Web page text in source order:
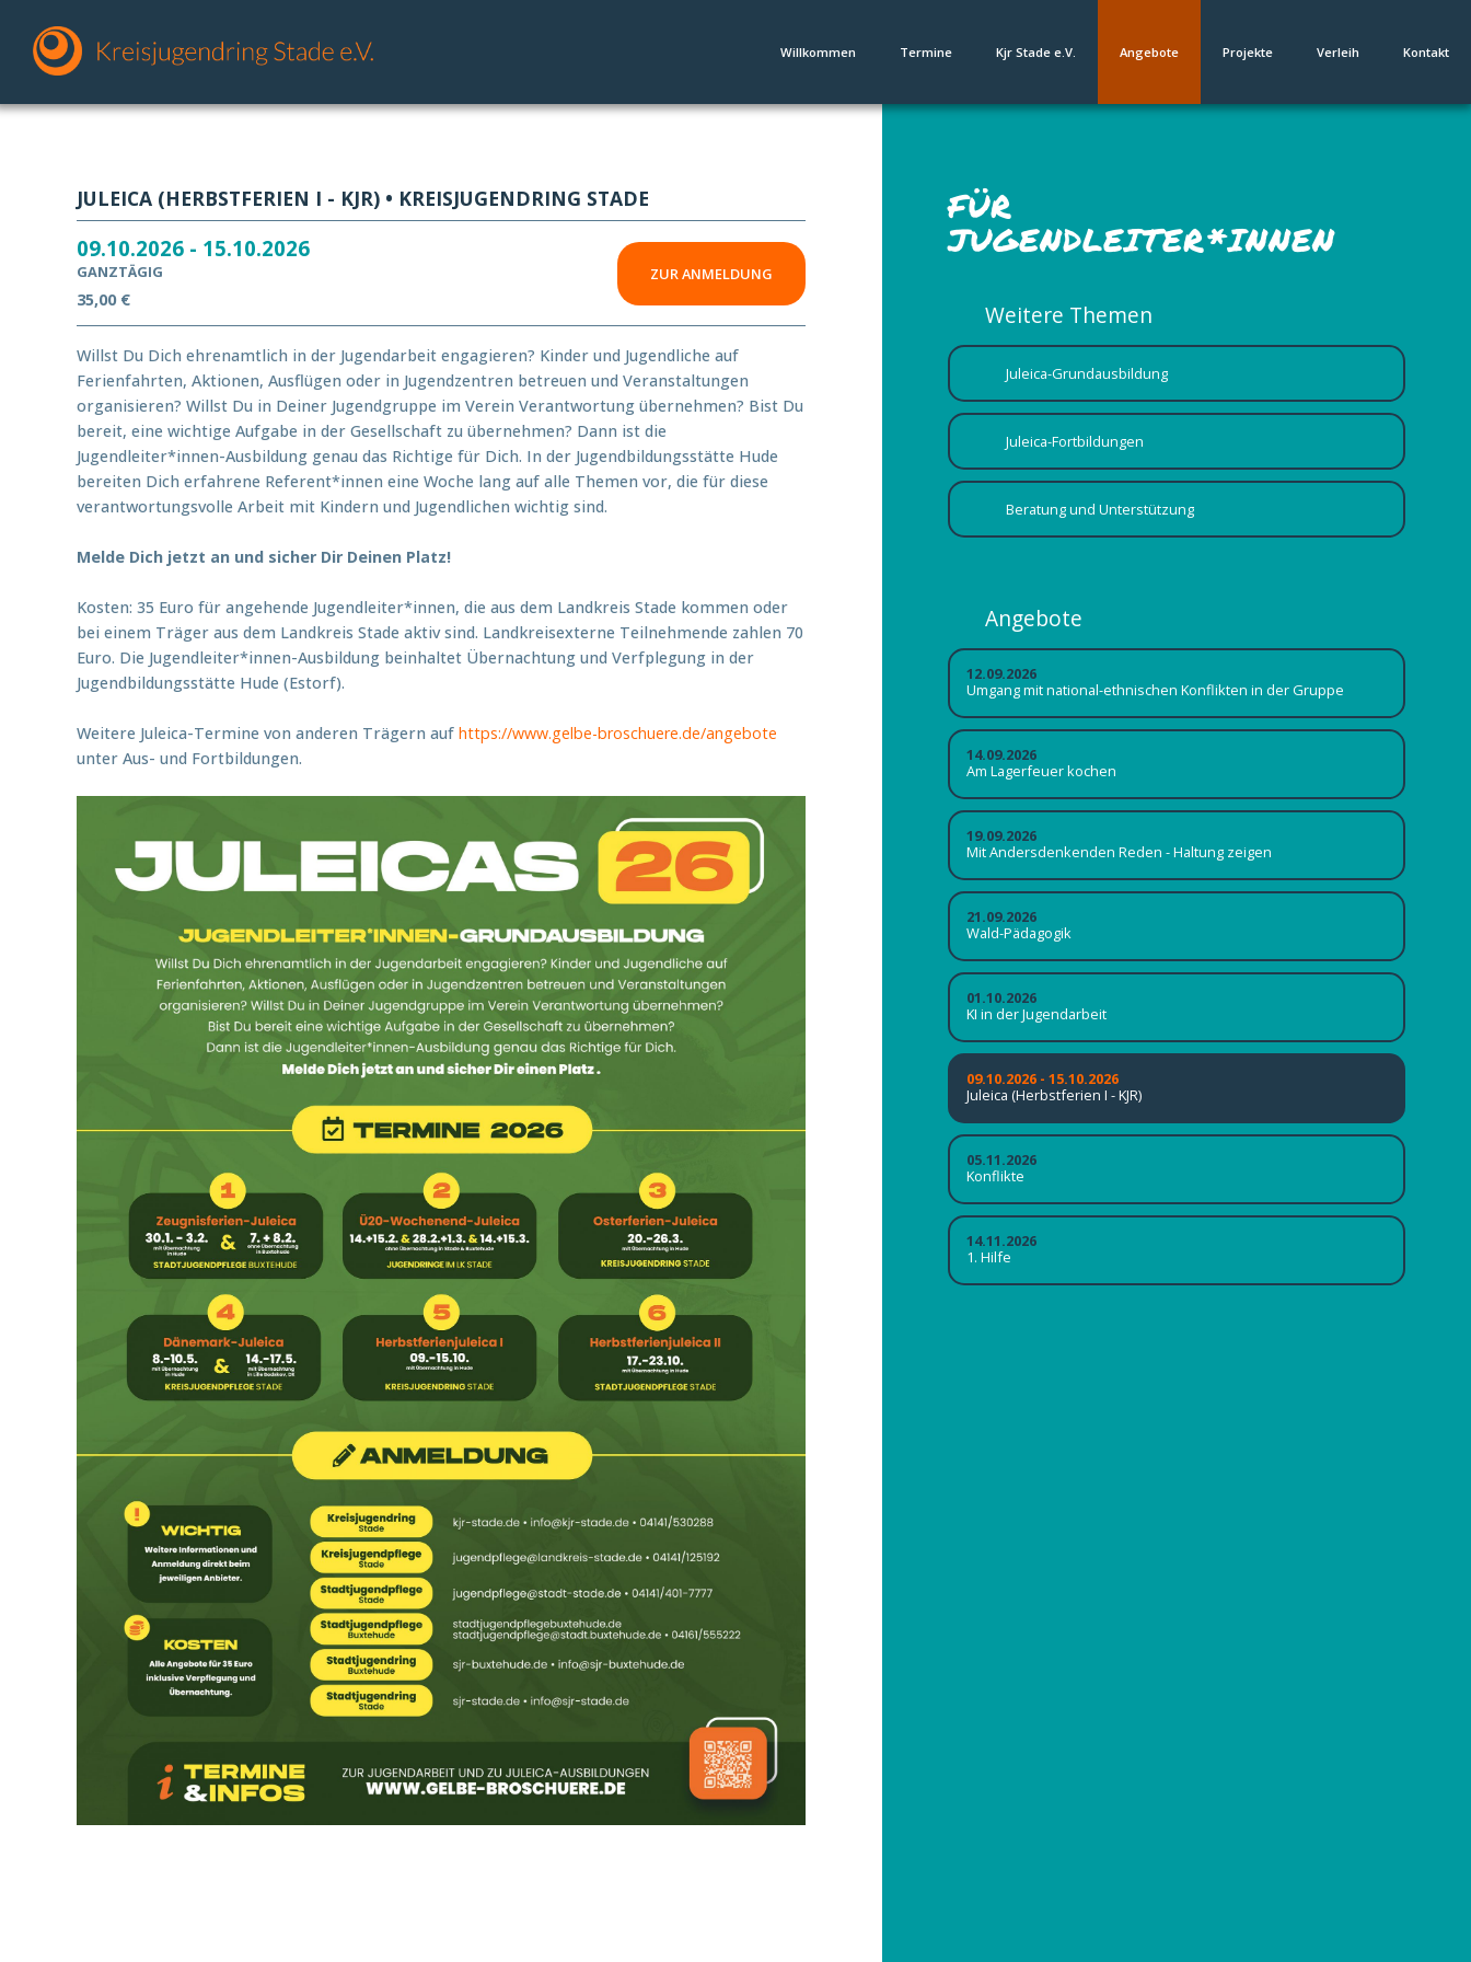
Willkommen Termine Kjr Stade e.V. Angebote Projekte Verleih Kontakt
JULEICA (HERBSTFERIEN I - KJR) • KREISJUGENDRING STADE
09.10.2026 - 15.10.2026
GANZTÄGIG
35,00 €
ZUR ANMELDUNG
Willst Du Dich ehrenamtlich in der Jugendarbeit engagieren? Kinder und Jugendliche auf
Ferienfahrten, Aktionen, Ausflügen oder in Jugendzentren betreuen und Veranstaltungen
organisieren? Willst Du in Deiner Jugendgruppe im Verein Verantwortung übernehmen? Bist Du
bereit, eine wichtige Aufgabe in der Gesellschaft zu übernehmen? Dann ist die
Jugendleiter*innen-Ausbildung genau das Richtige für Dich. In der Jugendbildungsstätte Hude
bereiten Dich erfahrene Referent*innen eine Woche lang auf alle Themen vor, die für diese
verantwortungsvolle Arbeit mit Kindern und Jugendlichen wichtig sind.
Melde Dich jetzt an und sicher Dir Deinen Platz!
Kosten: 35 Euro für angehende Jugendleiter*innen, die aus dem Landkreis Stade kommen oder
bei einem Träger aus dem Landkreis Stade aktiv sind. Landkreisexterne Teilnehmende zahlen 70
Euro. Die Jugendleiter*innen-Ausbildung beinhaltet Übernachtung und Verfplegung in der
Jugendbildungsstätte Hude (Estorf).
Weitere Juleica-Termine von anderen Trägern auf https://www.gelbe-broschuere.de/angebote
unter Aus- und Fortbildungen.
FÜR
JUGENDLEITER*INNEN
Weitere Themen
Juleica-Grundausbildung
Juleica-Fortbildungen
Beratung und Unterstützung
Angebote
12.09.2026
Umgang mit national-ethnischen Konflikten in der Gruppe
14.09.2026
Am Lagerfeuer kochen
19.09.2026
Mit Andersdenkenden Reden - Haltung zeigen
21.09.2026
Wald-Pädagogik
01.10.2026
KI in der Jugendarbeit
09.10.2026 - 15.10.2026
Juleica (Herbstferien I - KJR)
05.11.2026
Konflikte
14.11.2026
1. Hilfe